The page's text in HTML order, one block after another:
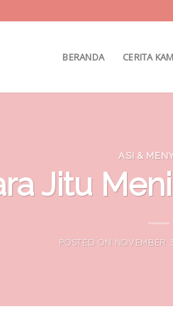
BERANDA CERITA
ASI &
Jitu
POSTED ON NOVEMBER